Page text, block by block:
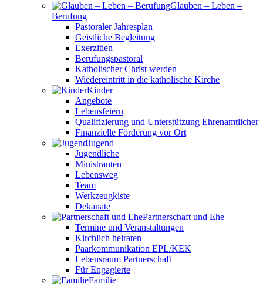
Glauben – Leben –
Berufung
Pastoraler Jahresplan
Geistliche Begleitung
Exerzitien
Berufungspastoral
Katholischer Christ werden
Wiedereintritt in die katholische Kirche
Kinder
Angebote
Lebensfeiern
Qualifizierung und Unterstützung Ehrenamtlicher
Finanzielle Förderung vor Ort
Jugend
Jugendliche
Ministranten
Lebensweg
Team
Werkzeugkiste
Dekanate
Partnerschaft und Ehe
Termine und Veranstaltungen
Kirchlich heiraten
Paarkommunikation EPL/KEK
Lebensraum Partnerschaft
Für Engagierte
Familie